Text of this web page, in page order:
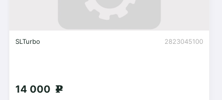
2823045100
SLTurbo
14 000 g